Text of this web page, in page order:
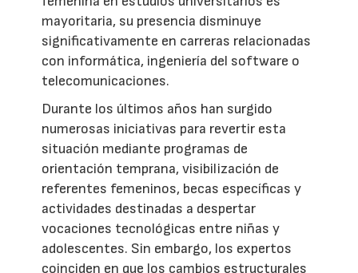
mayoritaria, su presencia disminuye
significativamente en carreras relacionadas
con informática, ingeniería del software o
telecomunicaciones.
Durante los últimos años han surgido
numerosas iniciativas para revertir esta
situación mediante programas de
orientación temprana, visibilización de
referentes femeninos, becas específicas y
actividades destinadas a despertar
vocaciones tecnológicas entre niñas y
adolescentes. Sin embargo, los expertos
coinciden en que los cambios estructurales